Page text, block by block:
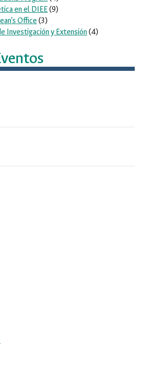
en el DIEE(9)
Office (3)
Investigación y Extensión(4)